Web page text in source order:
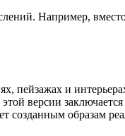
Например,
пейзажах и
версии
созданным образам